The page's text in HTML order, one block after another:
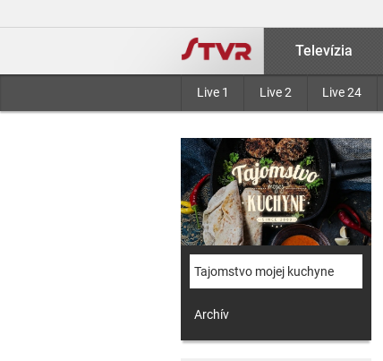
Televízia
Live 1 Live 2 Live 24
Tajomstvo mojej kuchyne
Archív